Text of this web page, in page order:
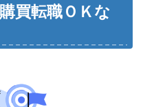
買転職ＯＫな